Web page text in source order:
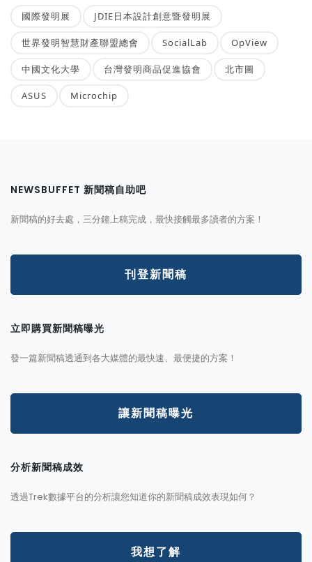
國際發明展 JDIE日本設計創意暨發明展
世界發明智慧財產聯盟總會 SocialLab OpView
中國文化大學 台灣發明商品促進協會 北市圖
ASUS Microchip
NEWSBUFFET 新聞稿自助吧
新聞稿的好去處，三分鐘上稿完成，最快接觸最多讀者的方案！
刊登新聞稿
立即購買新聞稿曝光
發一篇新聞稿透通到各大媒體的最快速、最便捷的方案！
讓新聞稿曝光
分析新聞稿成效
透過Trek數據平台的分析讓您知道你的新聞稿成效表現如何？
我想了解